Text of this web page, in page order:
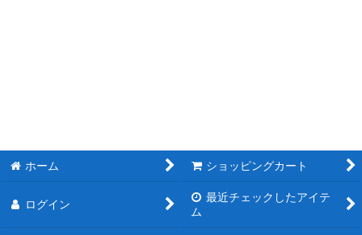
ホーム ショッピングカート
ログイン
最近チェックしたアイテ
ム